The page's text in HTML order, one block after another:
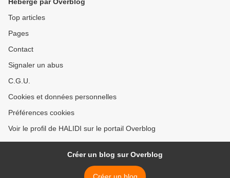
Top articles
Pages
Contact
Signaler un abus
C.G.U.
Cookies et données personnelles
Préférences cookies
Voir le profil de HALIDI sur le portail Overblog
Créer un blog sur Overblog